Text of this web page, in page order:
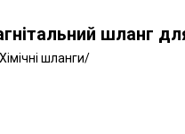
шланг
Хімічні шланги/